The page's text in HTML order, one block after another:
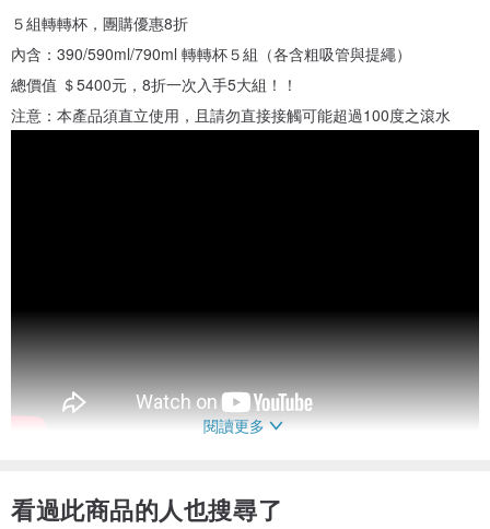
５組轉轉杯，團購優惠8折
內含：390/590ml/790ml 轉轉杯５組（各含粗吸管與提繩）
總價值 ＄5400元，8折一次入手5大組！！
注意：本產品須直立使用，且請勿直接接觸可能超過100度之滾水
閱讀更多
看過此商品的人也搜尋了